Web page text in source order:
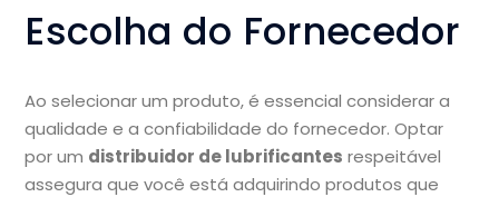
Escolha do Fornecedor
Ao selecionar um produto, é essencial considerar a
qualidade e a confiabilidade do fornecedor. Optar
por um distribuidor de lubrificantes respeitável
assegura que você está adquirindo produtos que